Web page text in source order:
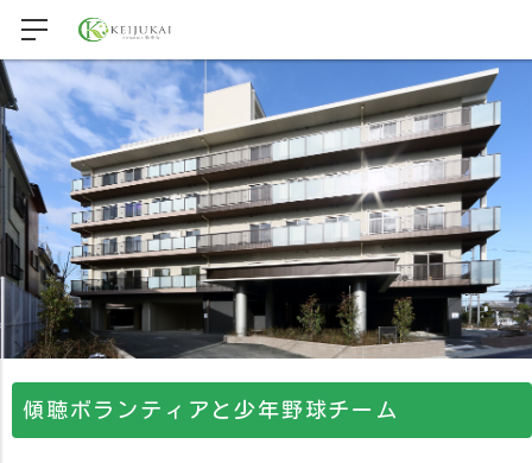
傾聴ボランティアと少年野球チーム